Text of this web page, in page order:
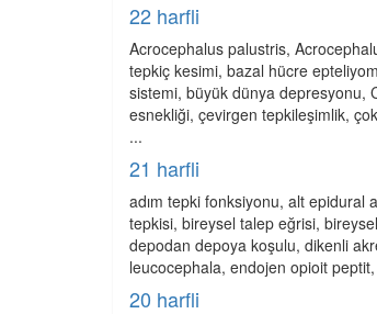
22 harfli
Acrocephalus palustris,
tepkiç kesimi, bazal hücre
sistemi, büyük dünya depresyonu,
esnekliği, çevirgen tepkileşimlik,
...
21 harfli
adım tepki fonksiyonu, alt epidural
tepkisi, bireysel talep eğrisi,
depodan depoya koşulu, dikenli
leucocephala, endojen opioit
20 harfli